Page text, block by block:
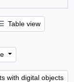
Table view
with digital objects